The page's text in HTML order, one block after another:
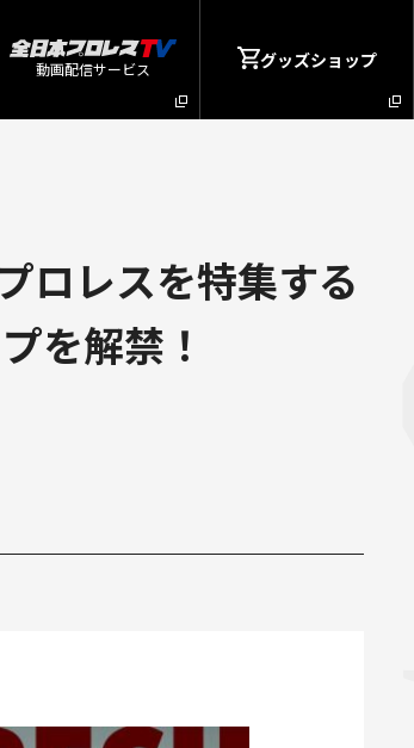
動画配信サービス グッズショップ
ロレスを特集する
を解禁！